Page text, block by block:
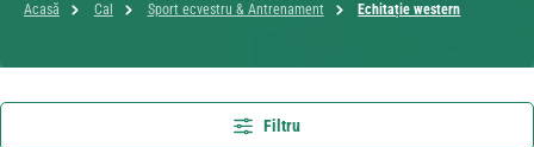
Acasă Cal Sport ecvestru & Antrenament Echitație western
Filtru